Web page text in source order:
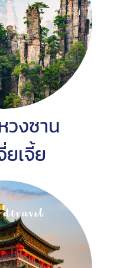
วงซาน
ยเจี้ย